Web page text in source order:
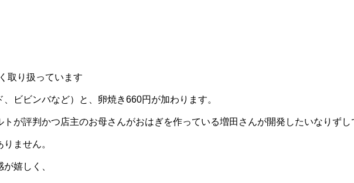
取り扱っています
ビビンバなど）と、卵焼き660円が加わります。
が評判かつ店主のお母さんがおはぎを作っている増田さんが開発したいなりずし
ません。
嬉しく、